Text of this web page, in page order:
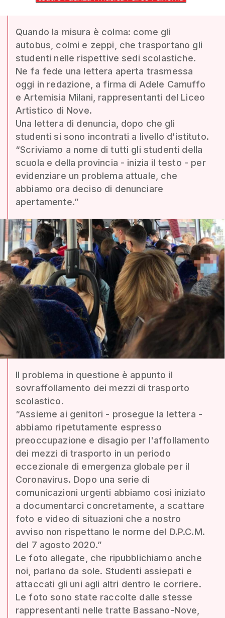
Quando la misura è colma: come gli
autobus, colmi e zeppi, che trasportano gli
studenti nelle rispettive sedi scolastiche.
Ne fa fede una lettera aperta trasmessa
oggi in redazione, a firma di Adele Camuffo
e Artemisia Milani, rappresentanti del Liceo
Artistico di Nove.
Una lettera di denuncia, dopo che gli
studenti si sono incontrati a livello d'istituto.
“Scriviamo a nome di tutti gli studenti della
scuola e della provincia - inizia il testo - per
evidenziare un problema attuale, che
abbiamo ora deciso di denunciare
apertamente.”
Il problema in questione è appunto il
sovraffollamento dei mezzi di trasporto
scolastico.
“Assieme ai genitori - prosegue la lettera -
abbiamo ripetutamente espresso
preoccupazione e disagio per l'affollamento
dei mezzi di trasporto in un periodo
eccezionale di emergenza globale per il
Coronavirus. Dopo una serie di
comunicazioni urgenti abbiamo così iniziato
a documentarci concretamente, a scattare
foto e video di situazioni che a nostro
avviso non rispettano le norme del D.P.C.M.
del 7 agosto 2020.”
Le foto allegate, che ripubblichiamo anche
noi, parlano da sole. Studenti assiepati e
attaccati gli uni agli altri dentro le corriere.
Le foto sono state raccolte dalle stesse
rappresentanti nelle tratte Bassano-Nove,